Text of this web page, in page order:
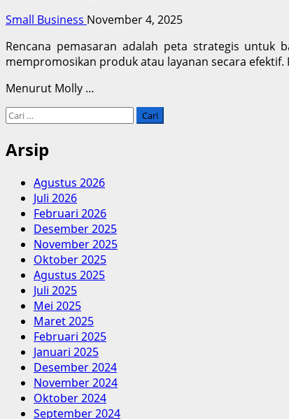
Small Business November 4, 2025
Rencana pemasaran adalah peta strategis untuk
mempromosikan produk atau layanan secara
Menurut Molly …
Cari
Arsip
Agustus 2026
Juli 2026
Februari 2026
Desember 2025
November 2025
Oktober 2025
Agustus 2025
Juli 2025
Mei 2025
Maret 2025
Februari 2025
Januari 2025
Desember 2024
November 2024
Oktober 2024
September 2024